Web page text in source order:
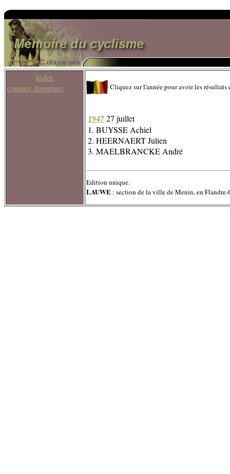
Index
courses disparues
Cliquez sur l'année pour avoir les résultats
194727 juillet
1. BUYSSE Achiel
2. HEERNAERT Julien
3. MAELBRANCKE André
Edition unique.
LAUWE : section de la ville de Menin, en